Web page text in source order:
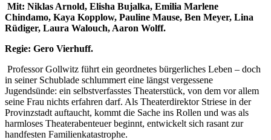
Mit: Niklas Arnold, Elisha Bujalka, Emilia Marlene
Chindamo, Kaya Kopplow, Pauline Mause, Ben Meyer, Lina
Rüdiger, Laura Walouch, Aaron Wolff.
Regie: Gero Vierhuff.
Professor Gollwitz führt ein geordnetes bürgerliches Leben – doch
in seiner Schublade schlummert eine längst vergessene
Jugendsünde: ein selbstverfasstes Theaterstück, von dem vor allem
seine Frau nichts erfahren darf. Als Theaterdirektor Striese in der
Provinzstadt auftaucht, kommt die Sache ins Rollen und was als
harmloses Theaterabenteuer beginnt, entwickelt sich rasant zur
handfesten Familienkatastrophe.